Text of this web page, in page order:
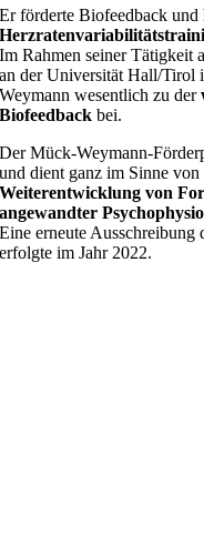
Er förderte Biofeedback und
Im Rahmen seiner Tätigkeit
an der Universität Hall/Tirol
Weymann wesentlich zu der
Biofeedback bei.
Der Mück-Weymann-
und dient ganz im Sinne
Weiterentwicklung von
angewandter
Eine erneute Ausschreibung
erfolgte im Jahr 2022.